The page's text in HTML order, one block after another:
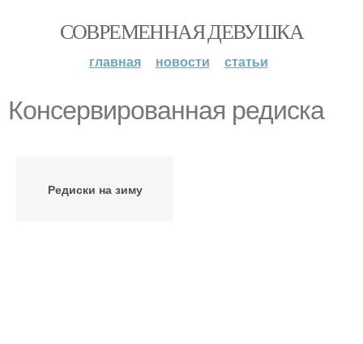
СОВРЕМЕННАЯ ДЕВУШКА
главная новости статьи
Консервированная редиска
Редиски на зиму